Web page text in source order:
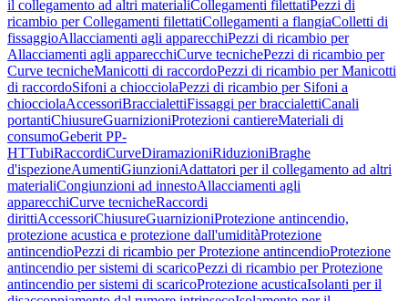
il collegamento ad altri materialiCollegamenti filettatiPezzi di
ricambio per Collegamenti filettatiCollegamenti a flangiaColletti di
fissaggioAllacciamenti agli apparecchiPezzi di ricambio per
Allacciamenti agli apparecchiCurve tecnichePezzi di ricambio per
Curve tecnicheManicotti di raccordoPezzi di ricambio per Manicotti
di raccordoSifoni a chiocciolaPezzi di ricambio per Sifoni a
chiocciolaAccessoriBraccialettiFissaggi per braccialettiCanali
portantiChiusureGuarnizioniProtezioni cantiereMateriali di
consumoGeberit PP-
HTTubiRaccordiCurveDiramazioniRiduzioniBraghe
d'ispezioneAumentiGiunzioniAdattatori per il collegamento ad altri
materialiCongiunzioni ad innestoAllacciamenti agli
apparecchiCurve tecnicheRaccordi
dirittiAccessoriChiusureGuarnizioniProtezione antincendio,
protezione acustica e protezione dall'umiditàProtezione
antincendioPezzi di ricambio per Protezione antincendioProtezione
antincendio per sistemi di scaricoPezzi di ricambio per Protezione
antincendio per sistemi di scaricoProtezione acusticaIsolanti per il